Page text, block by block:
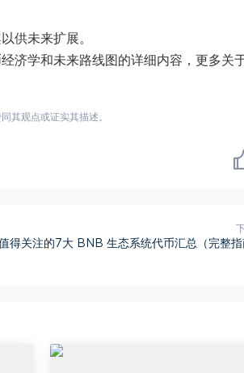
供未来扩展。
济学和未来路线图的详细内容，更多关
其观点或证实其描述。
得关注的7大 BNB 生态系统代币汇总（完整指